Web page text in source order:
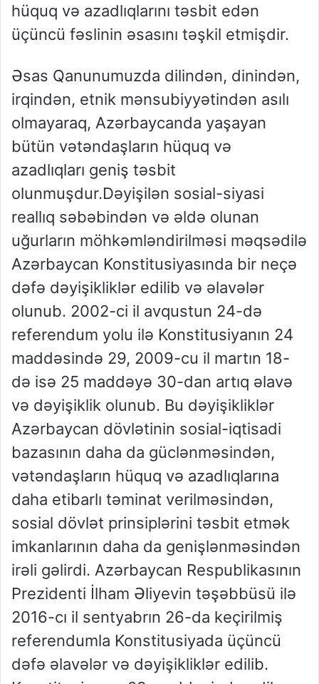
hüquq və azadlıqlarını təsbit edən
üçüncü fəslinin əsasını təşkil etmişdir.
Əsas Qanunumuzda dilindən, dinindən,
irqindən, etnik mənsubiyyətindən asılı
olmayaraq, Azərbaycanda yaşayan
bütün vətəndaşların hüquq və
azadlıqları geniş təsbit
olunmuşdur.Dəyişilən sosial-siyasi
reallıq səbəbindən və əldə olunan
uğurların möhkəmləndirilməsi məqsədilə
Azərbaycan Konstitusiyasında bir neçə
dəfə dəyişikliklər edilib və əlavələr
olunub. 2002-ci il avqustun 24-də
referendum yolu ilə Konstitusiyanın 24
maddəsində 29, 2009-cu il martın 18-
də isə 25 maddəyə 30-dan artıq əlavə
və dəyişiklik olunub. Bu dəyişikliklər
Azərbaycan dövlətinin sosial-iqtisadi
bazasının daha da güclənməsindən,
vətəndaşların hüquq və azadlıqlarına
daha etibarlı təminat verilməsindən,
sosial dövlət prinsiplərini təsbit etmək
imkanlarının daha da genişlənməsindən
irəli gəlirdi. Azərbaycan Respublikasının
Prezidenti İlham Əliyevin təşəbbüsü ilə
2016-cı il sentyabrın 26-da keçirilmiş
referendumla Konstitusiyada üçüncü
dəfə əlavələr və dəyişikliklər edilib.